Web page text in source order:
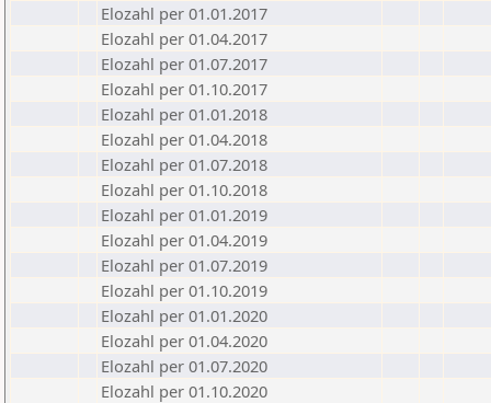
Elozahl per 01.01.2017
Elozahl per 01.04.2017
Elozahl per 01.07.2017
Elozahl per 01.10.2017
Elozahl per 01.01.2018
Elozahl per 01.04.2018
Elozahl per 01.07.2018
Elozahl per 01.10.2018
Elozahl per 01.01.2019
Elozahl per 01.04.2019
Elozahl per 01.07.2019
Elozahl per 01.10.2019
Elozahl per 01.01.2020
Elozahl per 01.04.2020
Elozahl per 01.07.2020
Elozahl per 01.10.2020